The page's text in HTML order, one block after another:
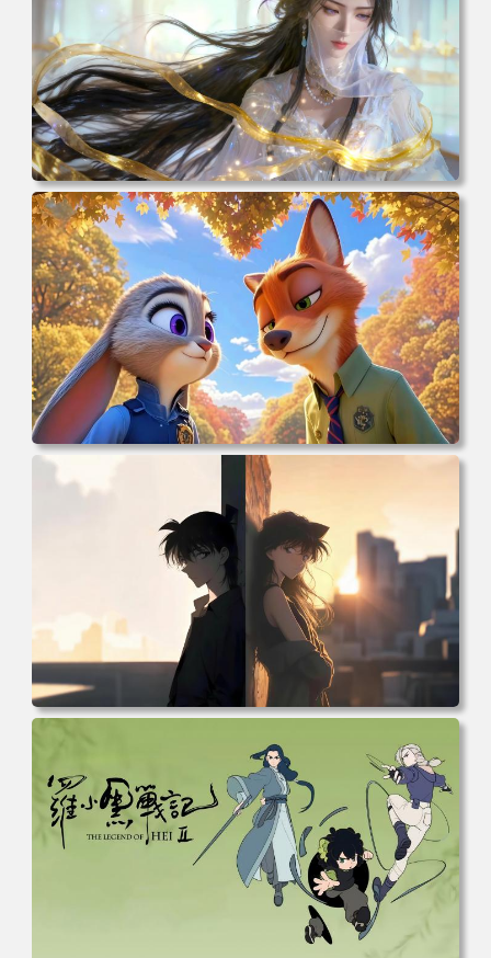
电脑壁纸 动漫 紫灵 冰清玉洁《凡人修仙传》4k壁纸 3840x2
160 电脑桌面 高清壁纸 壁纸下载 壁纸大全
电脑壁纸 动漫 兔子朱迪 狐狸尼克 疯狂动物城 秋叶 秋天森
林 蓝天 4k壁纸 电脑桌面 高清壁纸 壁纸下载 壁纸大全
电脑壁纸 柯南和小兰背靠背 夕阳 日落 4K动漫壁纸 电脑桌
面 高清壁纸 壁纸下载 壁纸大全